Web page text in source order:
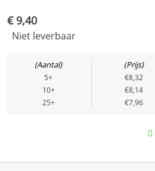
€ 9,40
Niet leverbaar
Aantal Prijs
5+ €8,32
10+
€8,14
25+
€7,96